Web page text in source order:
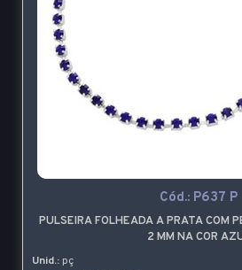
Cód.: P637 P
PULSEIRA FOLHEADA A PRATA COM
2 MM NA COR
Unid.: pç